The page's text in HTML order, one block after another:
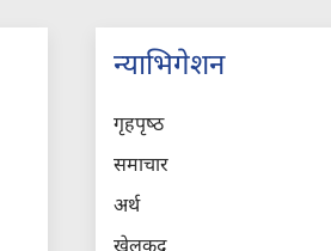
न्याभिगेशन
गृहपृष्‍ठ
समाचार
अर्थ